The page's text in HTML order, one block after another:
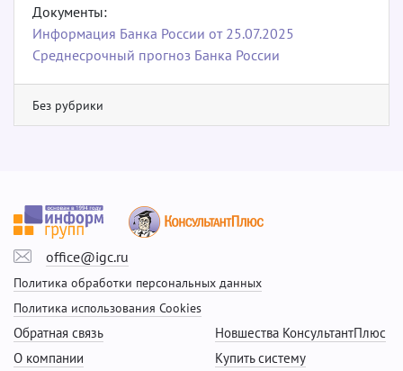
Документы:
Информация Банка России от 25.07.2025
Среднесрочный прогноз Банка России
Без рубрики
office@igc.ru
Политика обработки персональных данных
Политика использования Cookies
Новшества КонсультантПлюс
Купить систему
Обратная связь
О компании